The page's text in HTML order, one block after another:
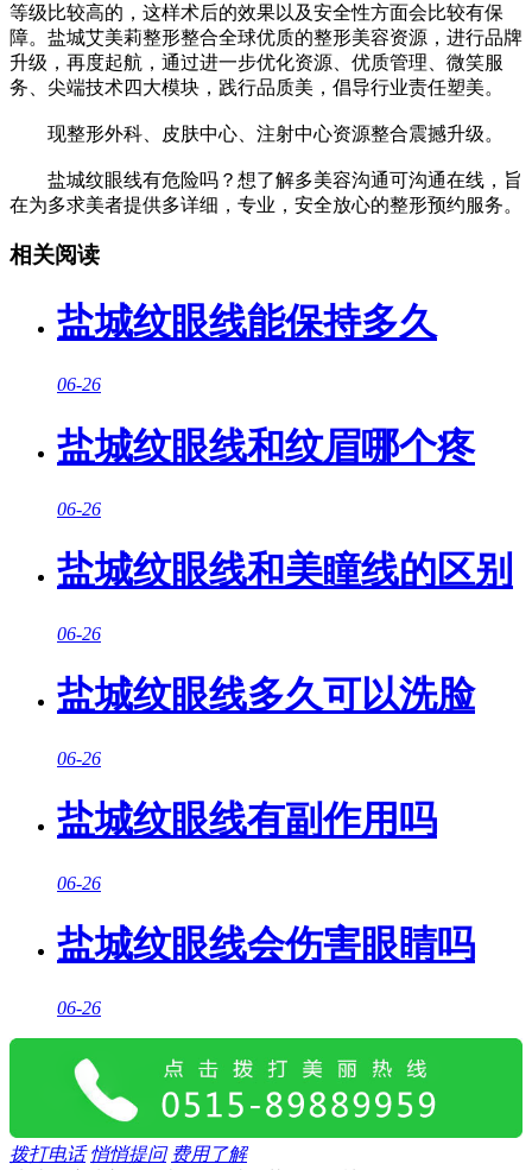
等级比较高的，这样术后的效果以及安全性方面会比较有保
障。盐城艾美莉整形整合全球优质的整形美容资源，进行品牌
升级，再度起航，通过进一步优化资源、优质管理、微笑服
务、尖端技术四大模块，践行品质美，倡导行业责任塑美。
现整形外科、皮肤中心、注射中心资源整合震撼升级。
盐城纹眼线有危险吗？想了解多美容沟通可沟通在线，旨
在为多求美者提供多详细，专业，安全放心的整形预约服务。
相关阅读
盐城纹眼线能保持多久
06-26
盐城纹眼线和纹眉哪个疼
06-26
盐城纹眼线和美瞳线的区别
06-26
盐城纹眼线多久可以洗脸
06-26
盐城纹眼线有副作用吗
06-26
盐城纹眼线会伤害眼睛吗
06-26
拨打电话 悄悄提问 费用了解